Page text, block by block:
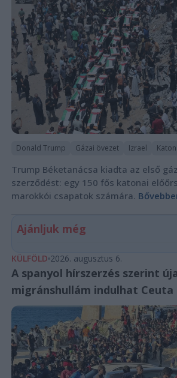
Donald Trump Gázai övezet Izrael
Trump Béketanácsa kiadta az első
szerződést: egy 150 fős katonai
marokkói csapatok számára.
Ajánljuk még
KÜLFÖLD 2026. augusztus 6.
A spanyol hírszerzés szerint
migránshullám indulhat Ceuta